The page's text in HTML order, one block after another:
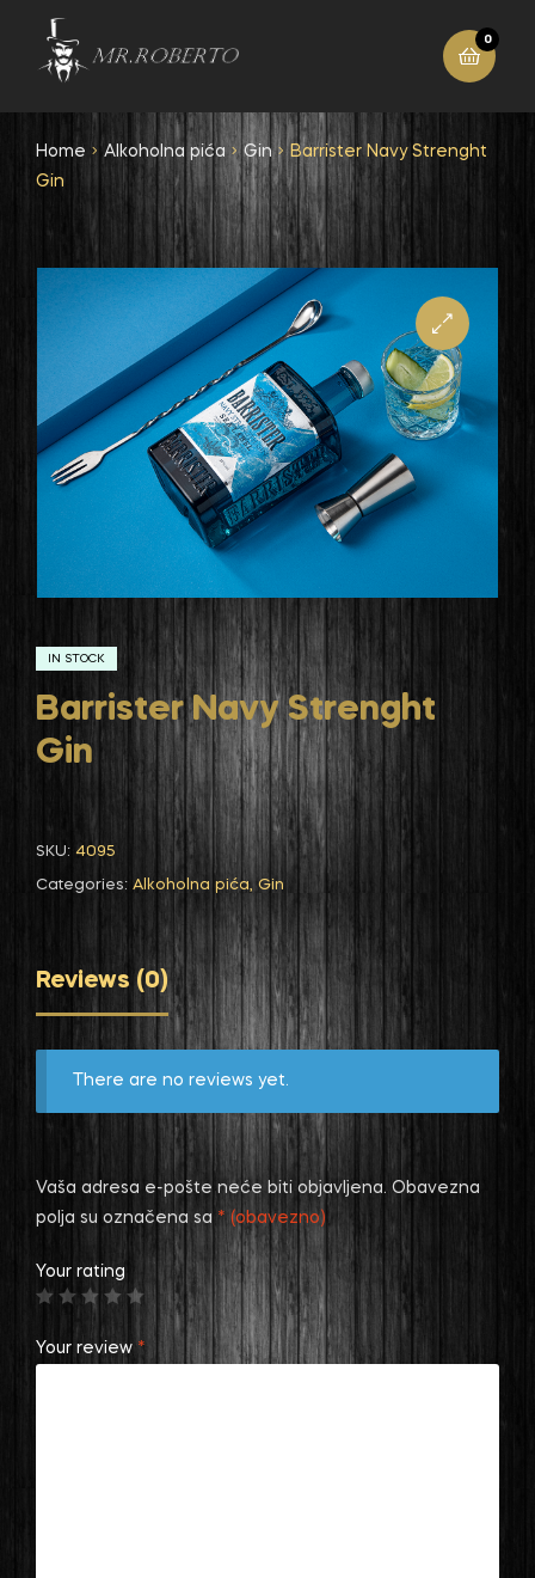
0
Home Alkoholna pića Gin
Barrister Navy Strenght
Gin
IN STOCK
Barrister Navy Strenght
Gin
SKU: 4095
Categories: Alkoholna pića, Gin
Reviews (0)
There are no reviews yet.
Vaša adresa e-pošte neće biti objavljena. Obavezna
polja su označena sa * (obavezno)
Your rating
Your review *